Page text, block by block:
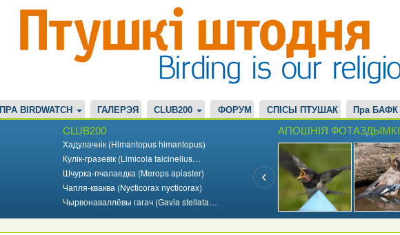
BIRDWATCH ГАЛЕРЭЯ CLUB200 ФОРУМ СПІСЫ ПТУШАК Пра БАФК
CLUB200
Хадулачнік (Himantopus himantopus)
Кулік-гразевік (Limicola falcinellus…
Шчурка-пчалаедка (Merops apiaster)
Чапля-кваква (Nycticorax nycticorax)
Чырвонаваллёвы гагач (Gavia stellata…
АПОШНІЯ ФОТАЗДЫМКІ